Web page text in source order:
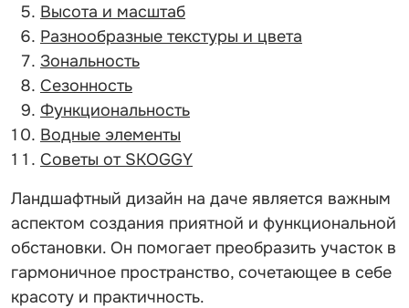
Высота и масштаб
Разнообразные текстуры и цвета
Зональность
Сезонность
Функциональность
Водные элементы
Советы от SKOGGY
Ландшафтный дизайн на даче является важным
аспектом создания приятной и функциональной
обстановки. Он помогает преобразить участок в
гармоничное пространство, сочетающее в себе
красоту и практичность.